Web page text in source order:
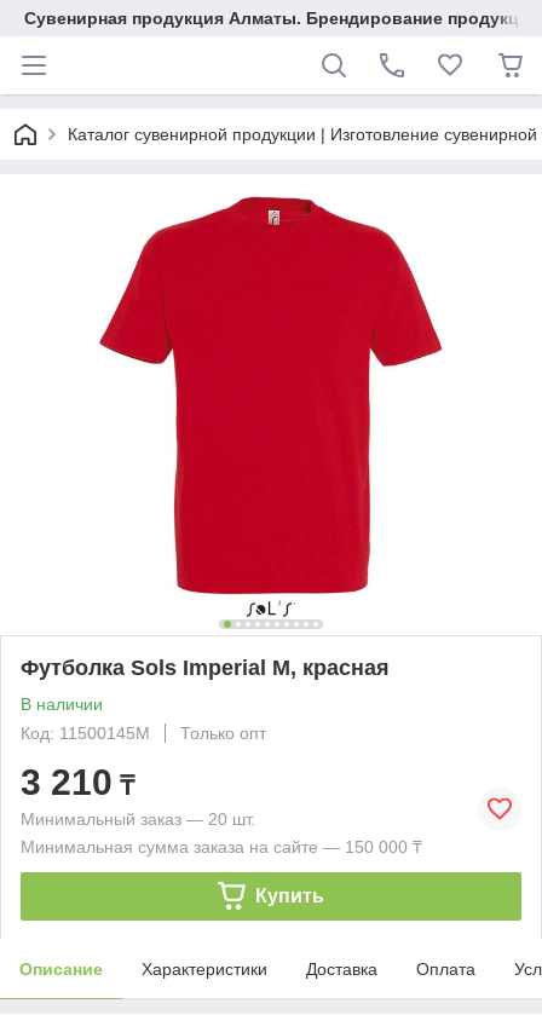
Сувенирная продукция Алматы. Брендирование
Каталог сувенирной продукции | Изготовление
Футболка Sols Imperial M, красная
В наличии
Код: 11500145M
Только опт
3 210 ₸
Минимальный заказ — 20 шт.
Минимальная сумма заказа на сайте — 150 000 ₸
Купить
Описание Характеристики Доставка Оплата